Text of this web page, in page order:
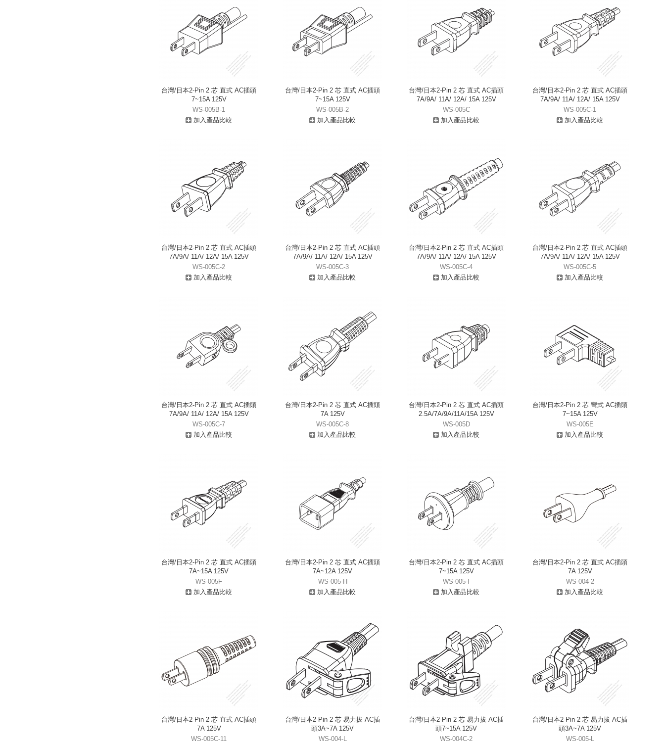
台灣/日本2-Pin 2 芯 直式 AC插頭
7~15A 125V
WS-005B-1
加入產品比較
台灣/日本2-Pin 2 芯 直式 AC插頭
7~15A 125V
WS-005B-2
加入產品比較
台灣/日本2-Pin 2 芯 直式 AC插頭
7A/9A/ 11A/ 12A/ 15A 125V
WS-005C
加入產品比較
台灣/日本2-Pin 2 芯 直式 AC插頭
7A/9A/ 11A/ 12A/ 15A 125V
WS-005C-1
加入產品比較
台灣/日本2-Pin 2 芯 直式 AC插頭
7A/9A/ 11A/ 12A/ 15A 125V
WS-005C-2
加入產品比較
台灣/日本2-Pin 2 芯 直式 AC插頭
7A/9A/ 11A/ 12A/ 15A 125V
WS-005C-3
加入產品比較
台灣/日本2-Pin 2 芯 直式 AC插頭
7A/9A/ 11A/ 12A/ 15A 125V
WS-005C-4
加入產品比較
台灣/日本2-Pin 2 芯 直式 AC插頭
7A/9A/ 11A/ 12A/ 15A 125V
WS-005C-5
加入產品比較
台灣/日本2-Pin 2 芯 直式 AC插頭
7A/9A/ 11A/ 12A/ 15A 125V
WS-005C-7
加入產品比較
台灣/日本2-Pin 2 芯 直式 AC插頭
7A 125V
WS-005C-8
加入產品比較
台灣/日本2-Pin 2 芯 直式 AC插頭
2.5A/7A/9A/11A/15A 125V
WS-005D
加入產品比較
台灣/日本2-Pin 2 芯 彎式 AC插頭
7~15A 125V
WS-005E
加入產品比較
台灣/日本2-Pin 2 芯 直式 AC插頭
7A~15A 125V
WS-005F
加入產品比較
台灣/日本2-Pin 2 芯 直式 AC插頭
7A~12A 125V
WS-005-H
加入產品比較
台灣/日本2-Pin 2 芯 直式 AC插頭
7~15A 125V
WS-005-I
加入產品比較
台灣/日本2-Pin 2 芯 直式 AC插頭
7A 125V
WS-004-2
加入產品比較
台灣/日本2-Pin 2 芯 直式 AC插頭
7A 125V
WS-005C-11
台灣/日本2-Pin 2 芯 易力拔 AC插
頭3A~7A 125V
WS-004-L
台灣/日本2-Pin 2 芯 易力拔 AC插
頭7~15A 125V
WS-004C-2
台灣/日本2-Pin 2 芯 易力拔 AC插
頭3A~7A 125V
WS-005-L